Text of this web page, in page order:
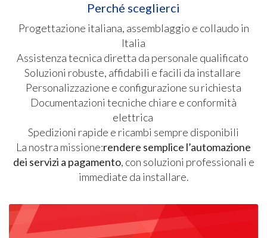
Perché sceglierci
Progettazione italiana, assemblaggio e collaudo in
Italia
Assistenza tecnica diretta da personale qualificato
Soluzioni robuste, affidabili e facili da installare
Personalizzazione e configurazione su richiesta
Documentazioni tecniche chiare e conformità
elettrica
Spedizioni rapide e ricambi sempre disponibili
La nostra missione:rendere semplice l’automazione
dei servizi a pagamento, con soluzioni professionali e
immediate da installare.